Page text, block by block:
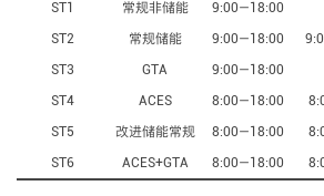
ST1 常规非储能 9:00—18:00
ST2
常规储能 9:00—18:00
ST3
GTA 9:00—18:00
ST4
ACES 8:00—18:00
ST5
改进储能常规 8:00—18:00
ST6
ACES+GTA 8:00—18:00